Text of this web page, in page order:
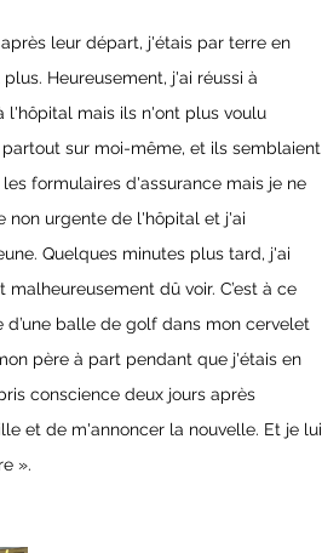
leur départ, j'étais par terre en
Heureusement, j'ai réussi à
l'hôpital mais ils n'ont plus voulu
sur moi-même, et ils semblaient
formulaires d'assurance mais je ne
non urgente de l'hôpital et j'ai
Quelques minutes plus tard, j'ai
dû voir. C’est à ce
balle de golf dans mon cervelet
père à part pendant que j'étais en
conscience deux jours après
et de m'annoncer la nouvelle. Et je lui
».